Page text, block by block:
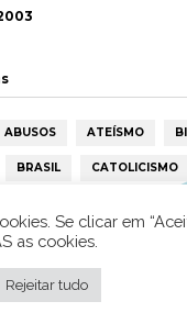
ABUSOS ATEÍSMO
BRASIL CATOLICISMO
DIREITOS HUMANOS
ESTATÍSTICAS
Se clicar em
as cookies.
Rejeitar tudo